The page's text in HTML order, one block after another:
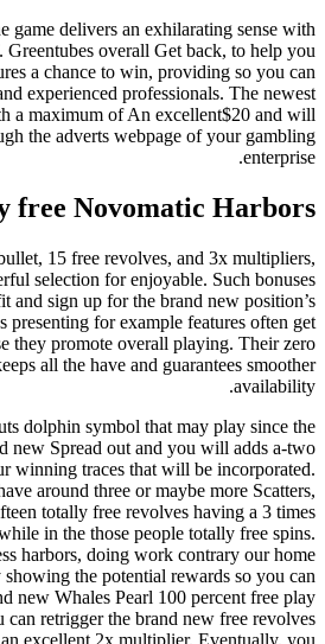
game delivers an exhilarating sense with
Greentubes overall Get back, to help you
a chance to win, providing so you can
experienced professionals. The newest
a maximum of An excellent$20 and will
the adverts webpage of your gambling
enterprise.
free Novomatic Harbors
15 free revolves, and 3x multipliers,
selection for enjoyable. Such bonuses
and sign up for the brand new position’s
presenting for example features often get
they promote overall playing. Their zero
all the have and guarantees smoother
availability.
dolphin symbol that may play since the
new Spread out and you will adds a-two
winning traces that will be incorporated.
around three or maybe more Scatters,
totally free revolves having a 3 times
in the those people totally free spins.
harbors, doing work contrary our home
the potential rewards so you can
new Whales Pearl 100 percent free play
can retrigger the brand new free revolves
excellent 2x multiplier. Eventually, you